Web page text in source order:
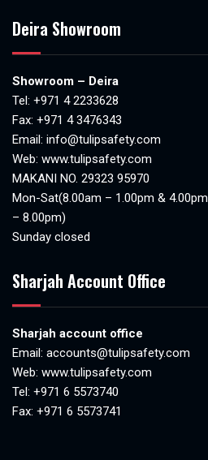
Deira Showroom
Showroom – Deira
Tel: +971 4 2233628
Fax: +971 4 3476343
Email: info@tulipsafety.com
Web: www.tulipsafety.com
MAKANI NO. 29323 95970
Mon-Sat(8.00am – 1.00pm & 4.00pm
– 8.00pm)
Sunday closed
Sharjah Account Office
Sharjah account office
Email: accounts@tulipsafety.com
Web: www.tulipsafety.com
Tel: +971 6 5573740
Fax: +971 6 5573741